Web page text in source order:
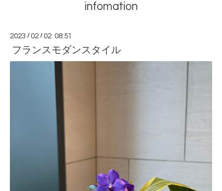
infomation
2023 /02 /02 08:51
フランスモダンスタイル